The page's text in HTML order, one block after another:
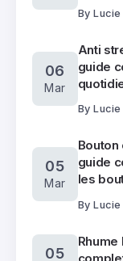
By Lucie
06
Mar
Anti
guide
By Lucie
05
Mar
guide
les
By Lucie
05